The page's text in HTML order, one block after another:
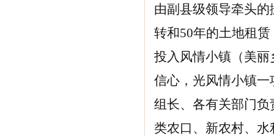
由副县级领导牵头
转和50年的土地租
投入风情小镇（美
信心，光风情小镇
组长、各有关部门
类农口、新农村、